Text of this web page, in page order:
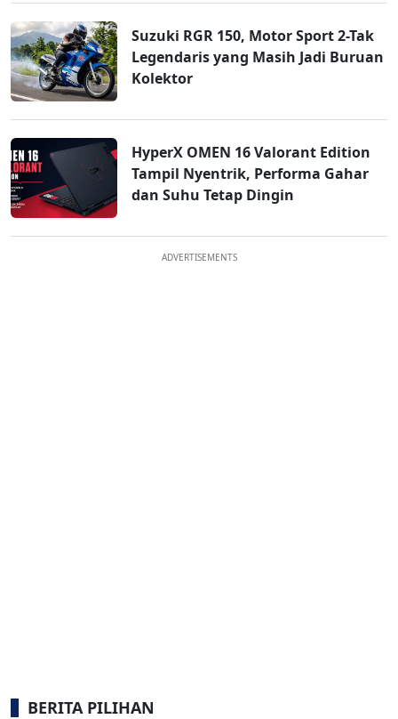
Suzuki RGR 150, Motor Sport 2-Tak
Legendaris yang Masih Jadi Buruan
Kolektor
HyperX OMEN 16 Valorant Edition
Tampil Nyentrik, Performa Gahar
dan Suhu Tetap Dingin
ADVERTISEMENTS
BERITA PILIHAN